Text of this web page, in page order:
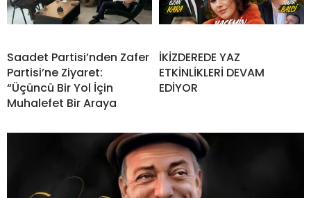
Saadet Partisi’nden Zafer
Partisi’ne Ziyaret:
“Üçüncü Bir Yol İçin
Muhalefet Bir Araya
İKİZDEREDE YAZ
ETKİNLİKLERİ DEVAM
EDİYOR